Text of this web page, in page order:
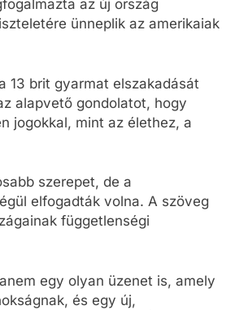
az új ország
ünneplik az amerikaiak
13 brit gyarmat elszakadását
alapvető gondolatot, hogy
jogokkal, mint az élethez, a
szerepet, de a
elfogadták volna. A szöveg
függetlenségi
egy olyan üzenet is, amely
és egy új,